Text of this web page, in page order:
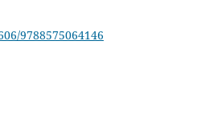
9788575064146